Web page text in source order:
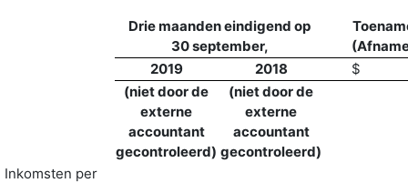
Drie maanden eindigend op
30 september,
2019
2018
$
(niet door de
externe
accountant
gecontroleerd)
(niet door de
externe
accountant
gecontroleerd)
Inkomsten per